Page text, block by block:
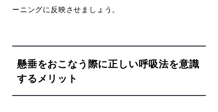
ーニングに反映させましょう。
懸垂をおこなう際に正しい呼吸法を意識
するメリット